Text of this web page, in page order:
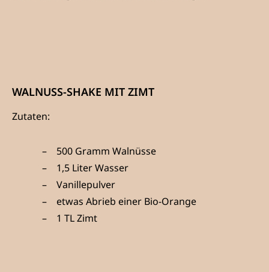
WALNUSS-SHAKE MIT ZIMT
Zutaten:
500 Gramm Walnüsse
1,5 Liter Wasser
Vanillepulver
etwas Abrieb einer Bio-Orange
1 TL Zimt